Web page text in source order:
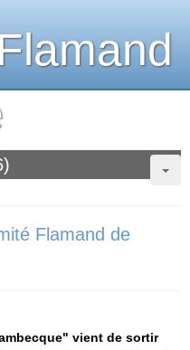
Flamand de
vient de sortir